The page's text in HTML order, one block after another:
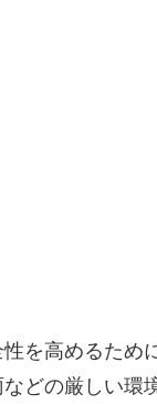
を高めるため
どの厳しい環